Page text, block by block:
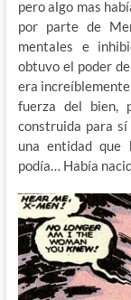
pero algo mas
por parte de
mentales e
obtuvo el poder
era increíblemente
fuerza del bien,
construida para
una entidad que
podía… Había